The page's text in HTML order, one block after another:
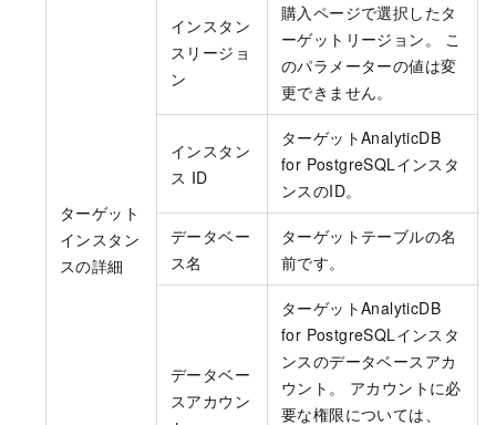
ターゲット
インスタン
スの詳細
インスタン
スリージョ
ン
購入ページで選択したタ
ーゲットリージョン。 こ
のパラメーターの値は変
更できません。
インスタン
ス ID
ターゲットAnalyticDB
for PostgreSQLインスタ
ンスのID。
データベー
ス名
ターゲットテーブルの名
前です。
データベー
スアカウン
ターゲットAnalyticDB
for PostgreSQLインスタ
ンスのデータベースアカ
ウント。 アカウントに必
要な権限については、